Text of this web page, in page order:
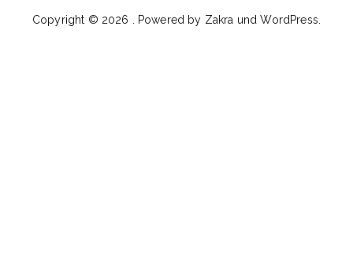
Copyright © 2026 . Powered by Zakra undWordPress